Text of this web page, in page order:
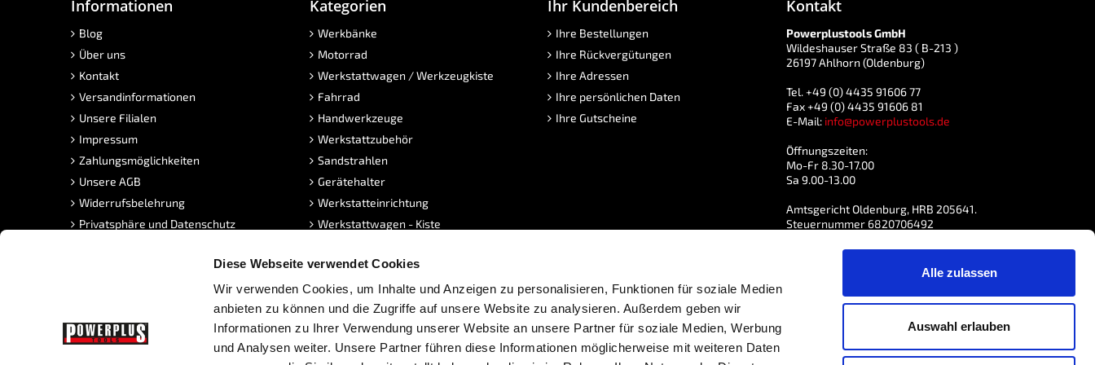
Diese Webseite verwendet Cookies
Wir verwenden Cookies, um Inhalte und Anzeigen zu personalisieren, Funktionen für soziale Medien
anbieten zu können und die Zugriffe auf unsere Website zu analysieren. Außerdem geben wir
Informationen zu Ihrer Verwendung unserer Website an unsere Partner für soziale Medien, Werbung
und Analysen weiter. Unsere Partner führen diese Informationen möglicherweise mit weiteren Daten
Alle zulassen
Auswahl erlauben
Informationen
Blog
Über uns
Kontakt
Versandinformationen
Unsere Filialen
Impressum
Zahlungsmöglichkeiten
Unsere AGB
Widerrufsbelehrung
Privatsphäre und Datenschutz
Kategorien
Werkbänke
Motorrad
Werkstattwagen / Werkzeugkiste
Fahrrad
Handwerkzeuge
Werkstattzubehör
Sandstrahlen
Gerätehalter
Werkstatteinrichtung
Werkstattwagen - Kiste
Neue Produkte
Angebote
Ihr Kundenbereich
Ihre Bestellungen
Ihre Rückvergütungen
Ihre Adressen
Ihre persönlichen Daten
Ihre Gutscheine
Kontakt
Powerplustools GmbH
Wildeshauser Straße 83 ( B-213 )
26197 Ahlhorn (Oldenburg)
Tel. +49 (0) 4435 91606 77
Fax +49 (0) 4435 91606 81
E-Mail: info@powerplustools.de
Öffnungszeiten:
Mo-Fr 8.30-17.00
Sa 9.00-13.00
Amtsgericht Oldenburg, HRB 205641.
Steuernummer 6820706492